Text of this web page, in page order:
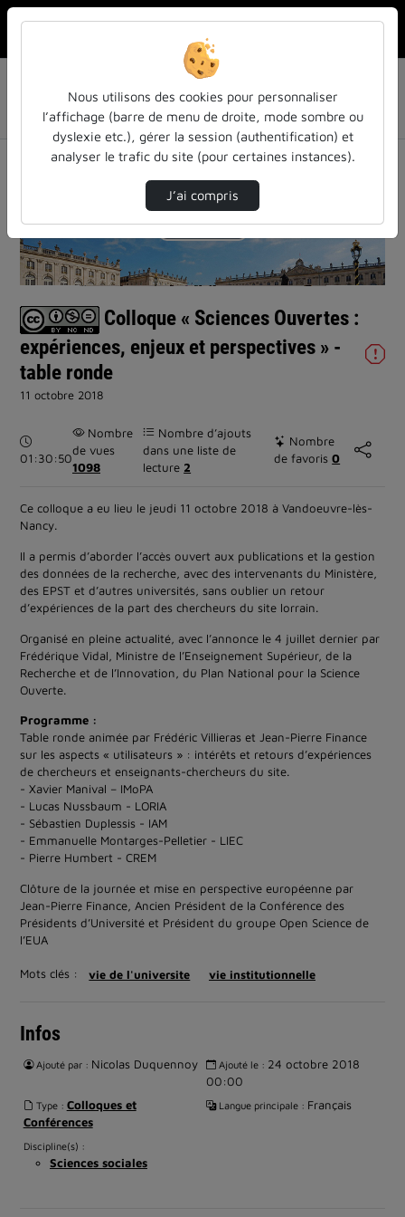
Colloque 2018 « Sciences Ouvertes : expériences,
enjeux et perspectives »
Colloque « Sciences Ouvertes : expériences, …
Lire
la
vidéo
Colloque « Sciences Ouvertes :
expériences, enjeux et perspectives » -
table ronde
11 octobre 2018
Durée :
01:30:50
Nombre
de vues
1098
Nombre d’ajouts
dans une liste de
lecture 2
Nombre
de favoris0
Ce colloque a eu lieu le jeudi 11 octobre 2018 à Vandoeuvre-lès-
Nancy.
Il a permis d’aborder l’accès ouvert aux publications et la gestion
des données de la recherche, avec des intervenants du Ministère,
des EPST et d’autres universités, sans oublier un retour
d’expériences de la part des chercheurs du site lorrain.
Organisé en pleine actualité, avec l’annonce le 4 juillet dernier par
Frédérique Vidal, Ministre de l’Enseignement Supérieur, de la
Recherche et de l’Innovation, du Plan National pour la Science
Ouverte.
Programme :
Table ronde animée par Frédéric Villieras et Jean-Pierre Finance
sur les aspects « utilisateurs » : intérêts et retours d’expériences
de chercheurs et enseignants-chercheurs du site.
- Xavier Manival – IMoPA
- Lucas Nussbaum - LORIA
- Sébastien Duplessis - IAM
- Emmanuelle Montarges-Pelletier - LIEC
- Pierre Humbert - CREM
Clôture de la journée et mise en perspective européenne par
Jean-Pierre Finance, Ancien Président de la Conférence des
Présidents d’Université et Président du groupe Open Science de
l’EUA
Mots clés : vie de l'universite vie institutionnelle
Infos
Ajouté par : Nicolas Duquennoy Ajouté le : 24 octobre 2018
00:00
Type : Colloques et
Conférences
Langue principale : Français
Discipline(s) :
Sciences sociales
Nous utilisons des cookies pour personnaliser
l’affichage (barre de menu de droite, mode sombre ou
dyslexie etc.), gérer la session (authentification) et
analyser le trafic du site (pour certaines instances).
J’ai compris